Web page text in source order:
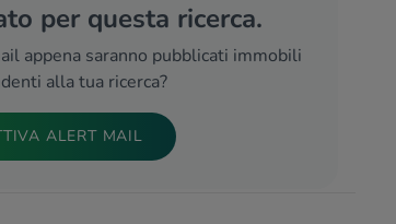
per questa ricerca.
appena saranno pubblicati immobili
alla tua ricerca?
ALERT MAIL